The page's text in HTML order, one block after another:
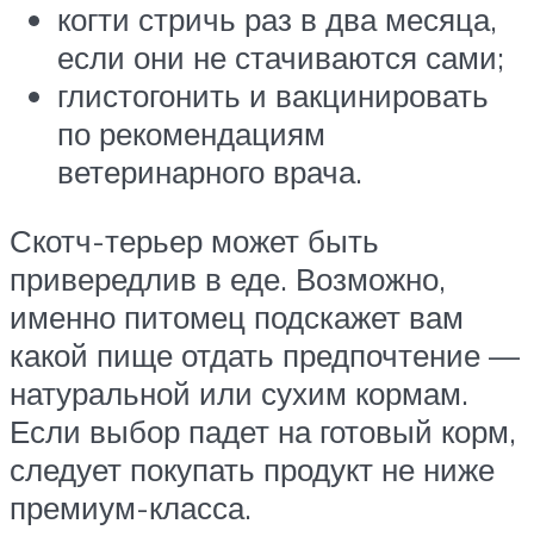
когти стричь раз в два месяца,
если они не стачиваются сами;
глистогонить и вакцинировать
по рекомендациям
ветеринарного врача.
Скотч-терьер может быть
привередлив в еде. Возможно,
именно питомец подскажет вам
какой пище отдать предпочтение —
натуральной или сухим кормам.
Если выбор падет на готовый корм,
следует покупать продукт не ниже
премиум-класса.